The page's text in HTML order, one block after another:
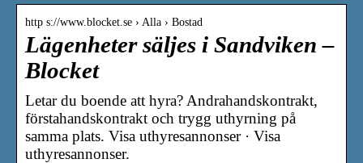
http s://www.blocket.se › Alla › Bostad
Lägenheter säljes i Sandviken –
Blocket
Letar du boende att hyra? Andrahandskontrakt,
förstahandskontrakt och trygg uthyrning på
samma plats. Visa uthyresannonser · Visa
uthyresannonser.